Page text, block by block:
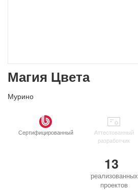
Магия Цвета
Мурино
Сертифицированный
Аттестованный
разработчик
13
реализованных
проектов